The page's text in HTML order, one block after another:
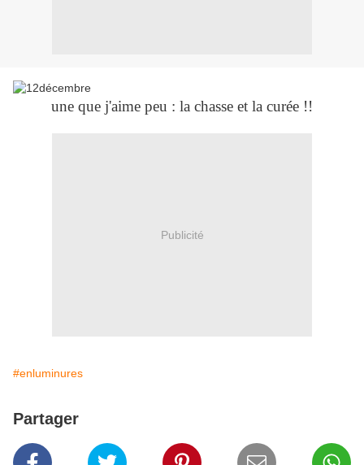
une que j'aime peu : la chasse et la curée !!
Publicité
#enluminures
Partager